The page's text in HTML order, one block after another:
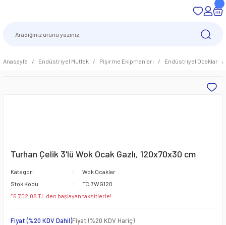
Anasayfa Endüstriyel Mutfak Pişirme Ekipmanları Endüstriyel Ocaklar
Turhan Çelik 3'lü Wok Ocak Gazlı, 120x70x30 cm
Kategori
Wok Ocaklar
Stok Kodu
TC.7WG120
*6.702,08 TL den başlayan taksitlerle!
Fiyat (%20 KDV Dahil)Fiyat (%20 KDV Hariç)